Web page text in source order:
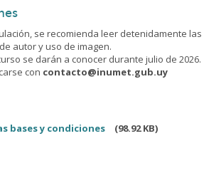
se recomienda leer detenidamente
autor y uso de imagen.
se darán a conocer durante julio de 2026.
con contacto@inumet.gub.uy
bases y condiciones (98.92 KB)